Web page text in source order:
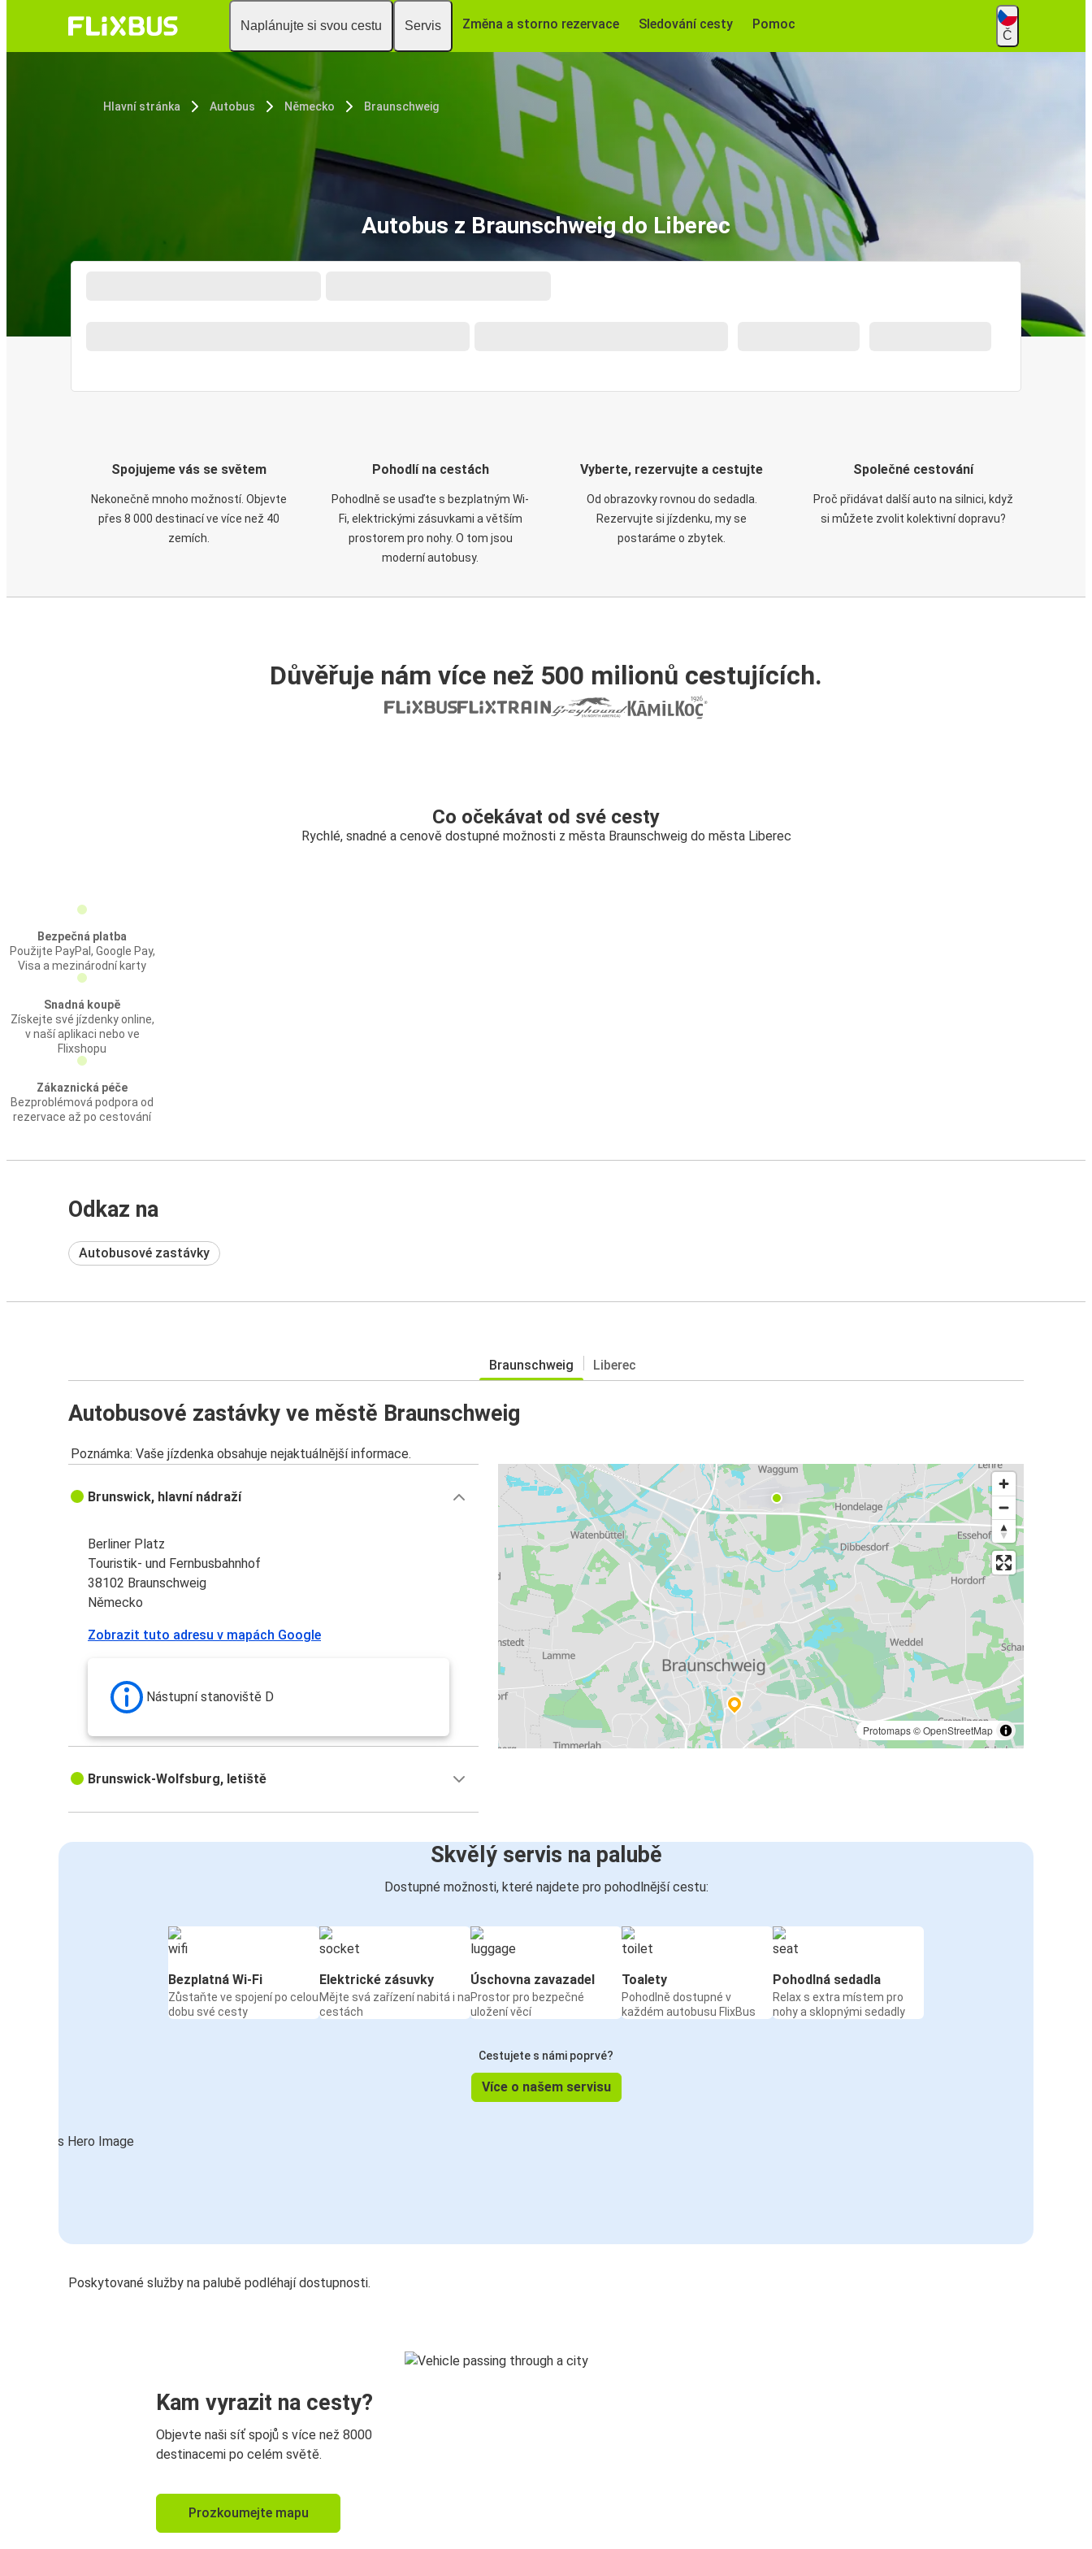
Naplánujte si svou cestu Servis Změna a storno rezervace Sledování cesty Pomoc
Č
Hlavní stránka Autobus Německo Braunschweig
Autobus z Braunschweig do Liberec
Spojujeme vás se světem
Nekonečně mnoho možností. Objevte
přes 8 000 destinací ve více než 40
zemích.
Pohodlí na cestách
Pohodlně se usaďte s bezplatným Wi-
Fi, elektrickými zásuvkami a větším
prostorem pro nohy. O tom jsou
moderní autobusy.
Vyberte, rezervujte a cestujte
Od obrazovky rovnou do sedadla.
Rezervujte si jízdenku, my se
postaráme o zbytek.
Společné cestování
Proč přidávat další auto na silnici, když
si můžete zvolit kolektivní dopravu?
Důvěřuje nám více než 500 milionů cestujících.
Co očekávat od své cesty
Rychlé, snadné a cenově dostupné možnosti z města Braunschweig do města Liberec
Bezpečná platba
Použijte PayPal, Google Pay,
Visa a mezinárodní karty
Snadná koupě
Získejte své jízdenky online,
v naší aplikaci nebo ve
Flixshopu
Zákaznická péče
Bezproblémová podpora od
rezervace až po cestování
Odkaz na
Autobusové zastávky
Braunschweig Liberec
Autobusové zastávky ve městě Braunschweig
Poznámka: Vaše jízdenka obsahuje nejaktuálnější informace.
Protomaps©OpenStreetMap
Brunswick, hlavní nádraží
Berliner Platz
Touristik- und Fernbusbahnhof
38102 Braunschweig
Německo
Zobrazit tuto adresu v mapách Google
Nástupní stanoviště D
Brunswick-Wolfsburg, letiště
Skvělý servis na palubě
Dostupné možnosti, které najdete pro pohodlnější cestu:
Bezplatná Wi-Fi
Zůstaňte ve spojení po celou
dobu své cesty
Elektrické zásuvky
Mějte svá zařízení nabitá i na
cestách
Úschovna zavazadel
Prostor pro bezpečné
uložení věcí
Toalety
Pohodlně dostupné v
každém autobusu FlixBus
Pohodlná sedadla
Relax s extra místem pro
nohy a sklopnými sedadly
Cestujete s námi poprvé?
Více o našem servisu
Poskytované služby na palubě podléhají dostupnosti.
Kam vyrazit na cesty?
Objevte naši síť spojů s více než 8000
destinacemi po celém světě.
Prozkoumejte mapu